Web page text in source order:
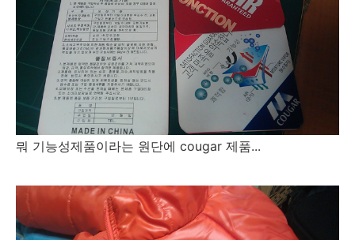
뭐 기능성제품이라는 원단에 cougar 제품...